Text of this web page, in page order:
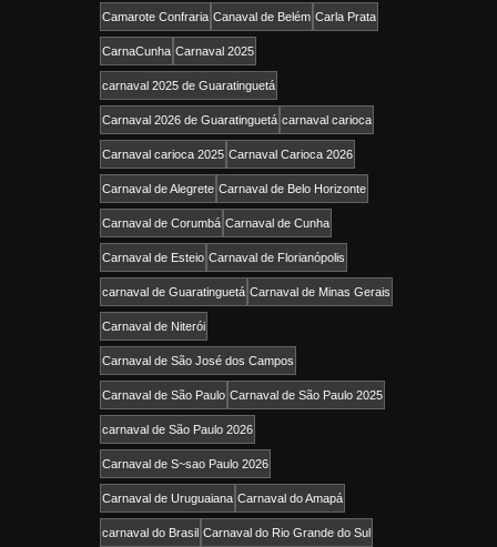
Camarote Confraria Canaval de Belém Carla Prata
CarnaCunha Carnaval 2025
carnaval 2025 de Guaratinguetá
Carnaval 2026 de Guaratinguetá carnaval carioca
Carnaval carioca 2025 Carnaval Carioca 2026
Carnaval de Alegrete Carnaval de Belo Horizonte
Carnaval de Corumbá Carnaval de Cunha
Carnaval de Esteio Carnaval de Florianópolis
carnaval de Guaratinguetá Carnaval de Minas Gerais
Carnaval de Niterói
Carnaval de São José dos Campos
Carnaval de São Paulo Carnaval de São Paulo 2025
carnaval de São Paulo 2026
Carnaval de S~sao Paulo 2026
Carnaval de Uruguaiana Carnaval do Amapá
carnaval do Brasil Carnaval do Rio Grande do Sul